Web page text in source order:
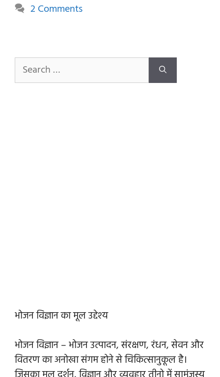
2 Comments
Search
for:
भोजन विज्ञान का मूल उद्देश्य
भोजन विज्ञान – भोजन उत्पादन, संरक्षण, रंधन, सेवन और
वितरण का अनोखा संगम होने से चिकित्सानुकूल है।